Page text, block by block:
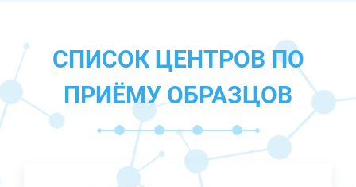
СПИСОК ЦЕНТРОВ ПО
ПРИЁМУ ОБРАЗЦОВ